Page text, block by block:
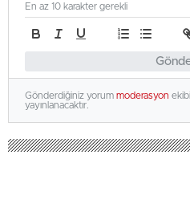
En az 10 karakter gerekli
Gönderdiğiniz yorum moderasyon
yayınlanacaktır.